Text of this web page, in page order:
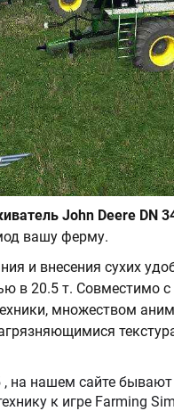
вашу ферму.
и внесения сухих
в 20.5 т. Совместимо
множеством
Simulator 2015 . Большой